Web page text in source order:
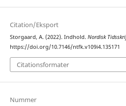
Citation/Eksport
Storgaard, A. (2022). Indhold. Nordisk
https://doi.org/10.7146/ntfk.v109i4.135171
Citationsformater
Nummer